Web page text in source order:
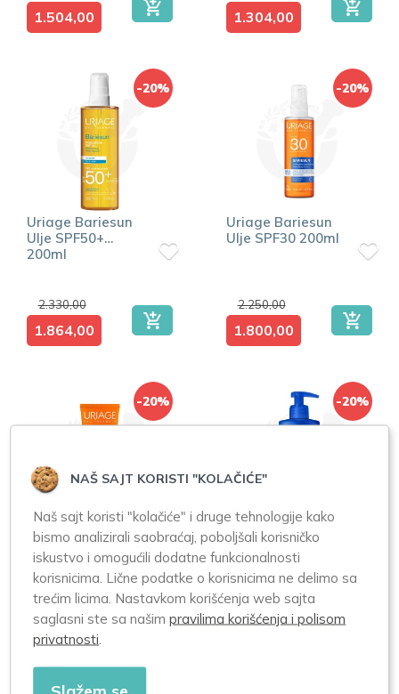
1.504,00 1.304,00
-20%
Uriage Bariesun
Ulje SPF50+
200ml
2.330,00
1.864,00
-20%
Uriage Bariesun
Ulje SPF30 200ml
2.250,00
1.800,00
-20%
Uriage Bariesun
Krema Protiv
Fleka SPF50+
40ml
1.700,00
1.360,00
-20%
Uriage Bariesun
Posle Sunčanja
500ml
2.360,00
NAŠ SAJT KORISTI "KOLAČIĆE"
Naš sajt koristi "kolačiće" i druge tehnologije kako
bismo analizirali saobraćaj, poboljšali korisničko
iskustvo i omogućili dodatne funkcionalnosti
korisnicima. Lične podatke o korisnicima ne delimo sa
trećim licima. Nastavkom korišćenja web sajta
saglasni ste sa našimpravilima korišćenja i polisom
privatnosti